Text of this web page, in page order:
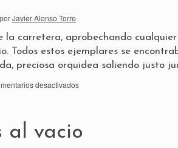
porJavier Alonso Torre
la carretera, aprobechando
Todos estos ejemplares se
preciosa orquidea saliendo justo
desactivados
al vacio